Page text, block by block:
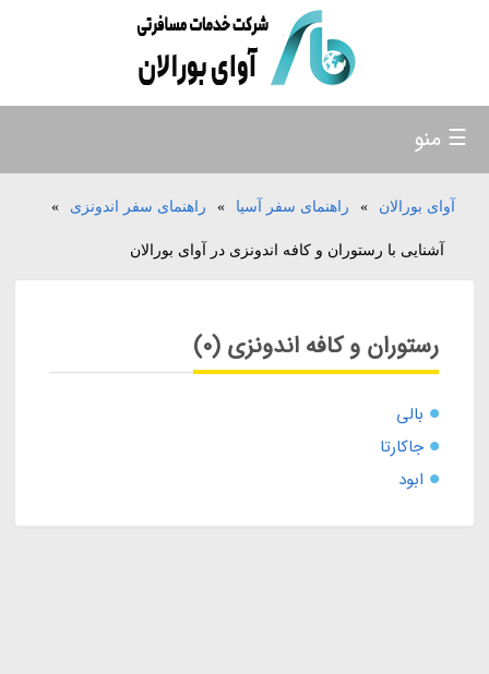
آوای بورالان » راهنمای سفر آسیا » راهنمای سفر اندونزی »
آشنایی با رستوران و کافه اندونزی در آوای بورالان
رستوران و کافه اندونزی (0)
بالی
جاکارتا
ابود
☰ منو